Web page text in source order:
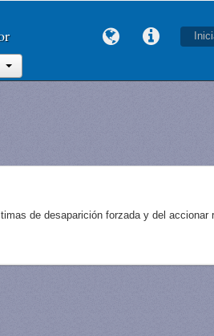
de desaparición forzada y del accionar